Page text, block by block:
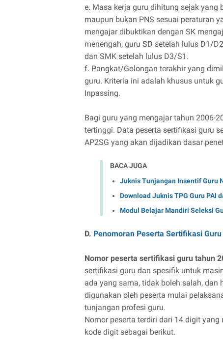
e. Masa kerja guru dihitung sejak yang
maupun bukan PNS sesuai peraturan
mengajar dibuktikan dengan SK
menengah, guru SD setelah lulus D1/
dan SMK setelah lulus D3/S1.
f. Pangkat/Golongan terakhir yang
guru. Kriteria ini adalah khusus untuk
Inpassing.
Bagi guru yang mengajar tahun 2006-
tertinggi. Data peserta sertifikasi guru
AP2SG yang akan dijadikan dasar
BACA JUGA
Juknis Tunjangan Insentif Guru
Download Juknis TPG Guru PAI
Modul Belajar Mandiri Seleksi
D. Penomoran Peserta Sertifikasi
Nomor peserta sertifikasi guru tahun
sertifikasi guru dan spesifik untuk
ada yang sama, tidak boleh salah, dan
digunakan oleh peserta mulai
tunjangan profesi guru.
Nomor peserta terdiri dari 14 digit
kode digit sebagai berikut.